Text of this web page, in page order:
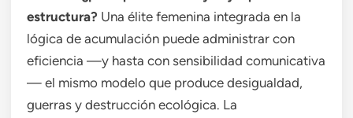
estructura? Una élite femenina integrada en la
lógica de acumulación puede administrar con
eficiencia —y hasta con sensibilidad comunicativa
— el mismo modelo que produce desigualdad,
guerras y destrucción ecológica. La